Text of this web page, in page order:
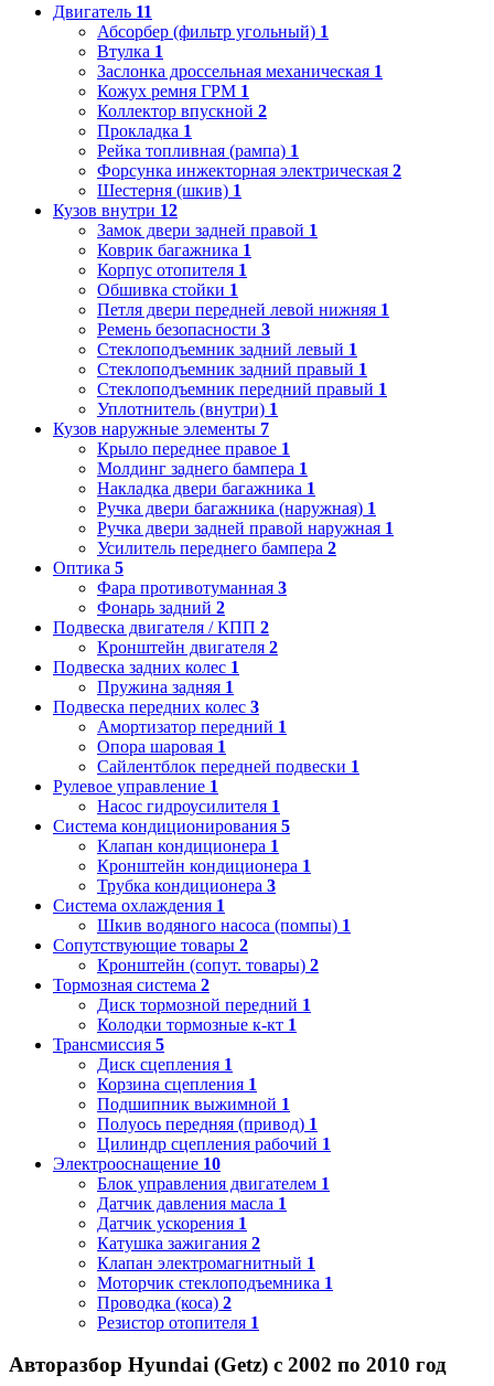
Двигатель 11
Абсорбер (фильтр угольный) 1
Втулка 1
Заслонка дроссельная механическая 1
Кожух ремня ГРМ 1
Коллектор впускной 2
Прокладка 1
Рейка топливная (рампа) 1
Форсунка инжекторная электрическая 2
Шестерня (шкив) 1
Кузов внутри 12
Замок двери задней правой 1
Коврик багажника 1
Корпус отопителя 1
Обшивка стойки 1
Петля двери передней левой нижняя 1
Ремень безопасности 3
Стеклоподъемник задний левый 1
Стеклоподъемник задний правый 1
Стеклоподъемник передний правый 1
Уплотнитель (внутри) 1
Кузов наружные элементы 7
Крыло переднее правое 1
Молдинг заднего бампера 1
Накладка двери багажника 1
Ручка двери багажника (наружная) 1
Ручка двери задней правой наружная 1
Усилитель переднего бампера 2
Оптика 5
Фара противотуманная 3
Фонарь задний 2
Подвеска двигателя / КПП 2
Кронштейн двигателя 2
Подвеска задних колес 1
Пружина задняя 1
Подвеска передних колес 3
Амортизатор передний 1
Опора шаровая 1
Сайлентблок передней подвески 1
Рулевое управление 1
Насос гидроусилителя 1
Система кондиционирования 5
Клапан кондиционера 1
Кронштейн кондиционера 1
Трубка кондиционера 3
Система охлаждения 1
Шкив водяного насоса (помпы) 1
Сопутствующие товары 2
Кронштейн (сопут. товары) 2
Тормозная система 2
Диск тормозной передний 1
Колодки тормозные к-кт 1
Трансмиссия 5
Диск сцепления 1
Корзина сцепления 1
Подшипник выжимной 1
Полуось передняя (привод) 1
Цилиндр сцепления рабочий 1
Электрооснащение 10
Блок управления двигателем 1
Датчик давления масла 1
Датчик ускорения 1
Катушка зажигания 2
Клапан электромагнитный 1
Моторчик стеклоподъемника 1
Проводка (коса) 2
Резистор отопителя 1
Авторазбор Hyundai (Getz) с 2002 по 2010 год